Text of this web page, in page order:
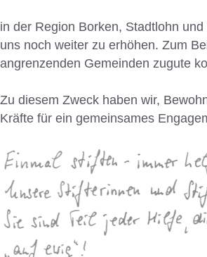
in der Region Borken, Stadtlohn
uns noch weiter zu erhöhen. Zum
angrenzenden Gemeinden zugute
Zu diesem Zweck haben wir,
Kräfte für ein gemeinsames